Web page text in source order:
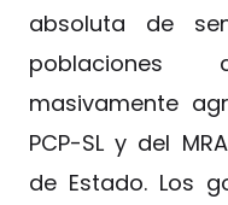
absoluta de
masivamente
PCP-SL y del
de Estado. Los